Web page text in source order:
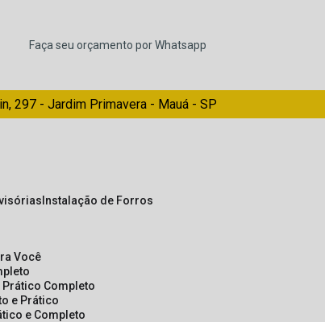
Faça seu orçamento por Whatsapp
297 - Jardim Primavera - Mauá - SP
Instalação de Forros
Você
Prático Completo
e Prático
e Completo